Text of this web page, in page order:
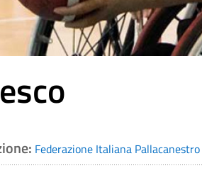
Federazione Italiana